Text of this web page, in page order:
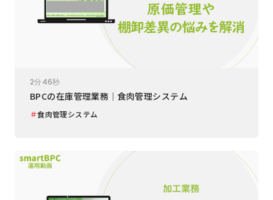
2分46秒
BPCの在庫管理業務｜食肉管理システム
＃食肉管理システム